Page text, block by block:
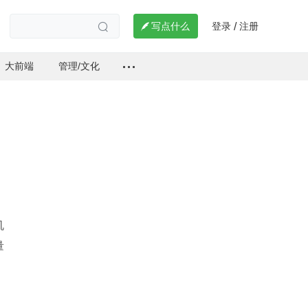
  写点什么 登录 / 注册
大前端 管理/文化